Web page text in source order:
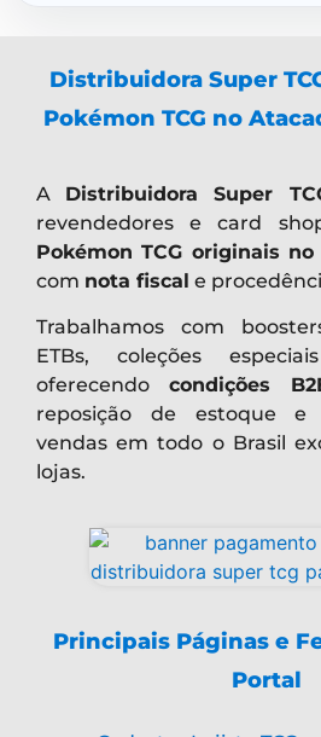
Distribuidora Super
Pokémon TCG no
A Distribuidora Super
revendedores e card
Pokémon TCG originais no
com nota fiscal e
Trabalhamos com
ETBs, coleções
oferecendo condições
reposição de estoque e
vendas em todo o Brasil
lojas.
Principais Páginas e
Portal